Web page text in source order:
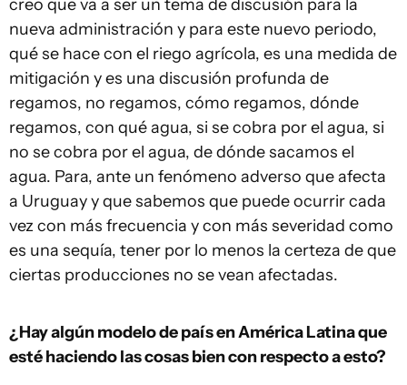
creo que va a ser un tema de discusión para la
nueva administración y para este nuevo periodo,
qué se hace con el riego agrícola, es una medida de
mitigación y es una discusión profunda de
regamos, no regamos, cómo regamos, dónde
regamos, con qué agua, si se cobra por el agua, si
no se cobra por el agua, de dónde sacamos el
agua. Para, ante un fenómeno adverso que afecta
a Uruguay y que sabemos que puede ocurrir cada
vez con más frecuencia y con más severidad como
es una sequía, tener por lo menos la certeza de que
ciertas producciones no se vean afectadas.
¿Hay algún modelo de país en América Latina que
esté haciendo las cosas bien con respecto a esto?